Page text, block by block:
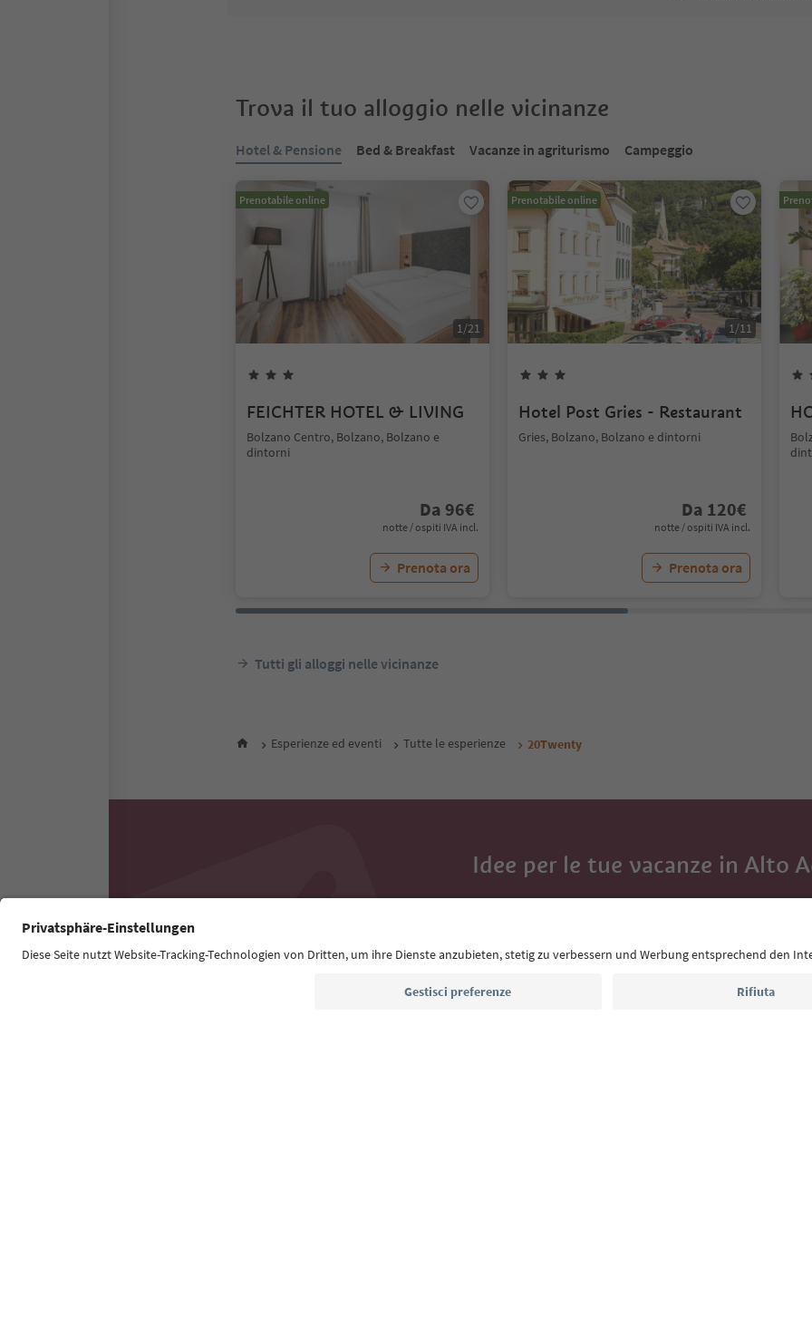
Trova il tuo alloggio nelle vicinanze
Hotel & Pensione Bed & Breakfast Vacanze in agriturismo Campeggio
Prenotabile online
1/21
FEICHTER HOTEL & LIVING
Bolzano Centro, Bolzano, Bolzano e
dintorni
Da 96€
notte / ospiti IVA incl.
Prenota ora
Prenotabile online
1/11
Hotel Post Gries - Restaurant
Gries, Bolzano, Bolzano e dintorni
Da 120€
notte / ospiti IVA incl.
Prenota ora
Tutti gli alloggi nelle vicinanze
Esperienze ed eventi Tutte le esperienze 20Twenty
Idee per le tue vacanze in Alto
Con la newsletter dell’Alto Adige ricevi consigli per
Indirizzo e-mail*